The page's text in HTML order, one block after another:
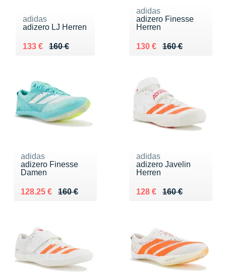
adidas
adizero LJ Herren
160 €
Au lieu de 160 €
133 €
Vendu 133 €
adidas
adizero Finesse
Herren
160 €
Au lieu de 160 €
130 €
Vendu 130 €
adidas
adizero Finesse
Damen
160 €
Au lieu de 160 €
128.25 €
Vendu 128.25 €
adidas
adizero Javelin
Herren
160 €
Au lieu de 160 €
128 €
Vendu 128 €